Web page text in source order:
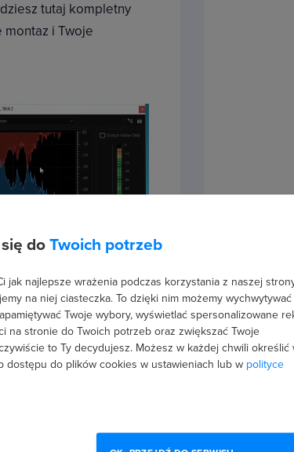
tutaj kompletny
i Twoje
do Twoich potrzeb
jak najlepsze wrażenia podczas korzystania z naszej
na niej ciasteczka. To dzięki nim możemy wychwytywać
Twoje wybory, wyświetlać spersonalizowane
na stronie do Twoich potrzeb oraz zwiększać Twoje
to Ty decydujesz. Możesz w każdej chwili określić
dostępu do plików cookies w ustawieniach lub w polityce